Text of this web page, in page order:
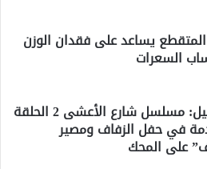
المتقطع يساعد على فقدان الوزن
السعرات
بالتفاصيل: مسلسل شارع الأعشى 2 الحلقة
في حفل الزفاف ومصير
على المحك